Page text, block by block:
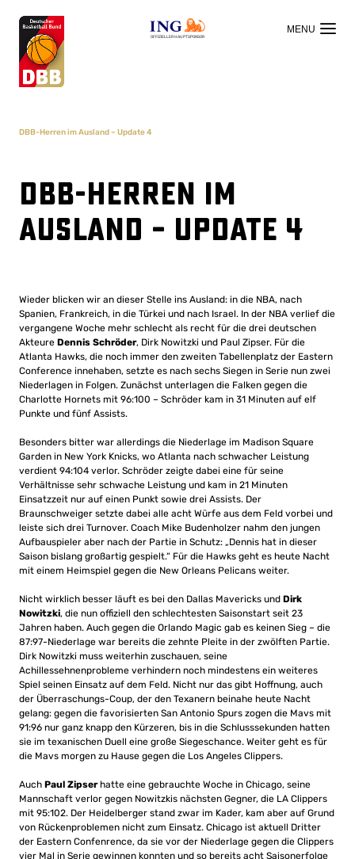
OFFIZIELLER HAUPTSPONSOR
DBB-Herren im Ausland – Update 4
DBB-Herren im
Ausland – Update 4
Wieder blicken wir an dieser Stelle ins Ausland: in die NBA, nach
Spanien, Frankreich, in die Türkei und nach Israel. In der NBA verlief die
vergangene Woche mehr schlecht als recht für die drei deutschen
Akteure Dennis Schröder, Dirk Nowitzki und Paul Zipser. Für die
Atlanta Hawks, die noch immer den zweiten Tabellenplatz der Eastern
Conference innehaben, setzte es nach sechs Siegen in Serie nun zwei
Niederlagen in Folgen. Zunächst unterlagen die Falken gegen die
Charlotte Hornets mit 96:100 – Schröder kam in 31 Minuten auf elf
Punkte und fünf Assists.
Besonders bitter war allerdings die Niederlage im Madison Square
Garden in New York Knicks, wo Atlanta nach schwacher Leistung
verdient 94:104 verlor. Schröder zeigte dabei eine für seine
Verhältnisse sehr schwache Leistung und kam in 21 Minuten
Einsatzzeit nur auf einen Punkt sowie drei Assists. Der
Braunschweiger setzte dabei alle acht Würfe aus dem Feld vorbei und
leiste sich drei Turnover. Coach Mike Budenholzer nahm den jungen
Aufbauspieler aber nach der Partie in Schutz: „Dennis hat in dieser
Saison bislang großartig gespielt.“ Für die Hawks geht es heute Nacht
mit einem Heimspiel gegen die New Orleans Pelicans weiter.
Nicht wirklich besser läuft es bei den Dallas Mavericks und Dirk
Nowitzki, die nun offiziell den schlechtesten Saisonstart seit 23
Jahren haben. Auch gegen die Orlando Magic gab es keinen Sieg – die
87:97-Niederlage war bereits die zehnte Pleite in der zwölften Partie.
Dirk Nowitzki muss weiterhin zuschauen, seine
Achillessehnenprobleme verhindern noch mindestens ein weiteres
Spiel seinen Einsatz auf dem Feld. Nicht nur das gibt Hoffnung, auch
der Überraschungs-Coup, der den Texanern beinahe heute Nacht
gelang: gegen die favorisierten San Antonio Spurs zogen die Mavs mit
91:96 nur ganz knapp den Kürzeren, bis in die Schlusssekunden hatten
sie im texanischen Duell eine große Siegeschance. Weiter geht es für
die Mavs morgen zu Hause gegen die Los Angeles Clippers.
Auch Paul Zipserhatte eine gebrauchte Woche in Chicago, seine
Mannschaft verlor gegen Nowitzkis nächsten Gegner, die LA Clippers
mit 95:102. Der Heidelberger stand zwar im Kader, kam aber auf Grund
von Rückenproblemen nicht zum Einsatz. Chicago ist aktuell Dritter
der Eastern Confenrence, da sie vor der Niederlage gegen die Clippers
vier Mal in Serie gewinnen konnten und so bereits acht Saisonerfolge